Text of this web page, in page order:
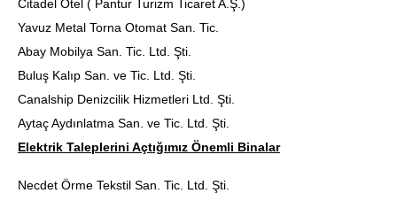
Citadel Otel ( Pantur Turizm Ticaret A.Ş.)
Yavuz Metal Torna Otomat San. Tic.
Abay Mobilya San. Tic. Ltd. Şti.
Buluş Kalıp San. ve Tic. Ltd. Şti.
Canalship Denizcilik Hizmetleri Ltd. Şti.
Aytaç Aydınlatma San. ve Tic. Ltd. Şti.
Elektrik Taleplerini Açtığımız Önemli Binalar
Necdet Örme Tekstil San. Tic. Ltd. Şti.